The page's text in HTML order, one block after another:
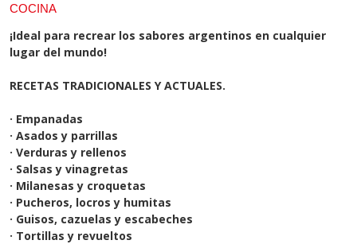
COCINA
¡Ideal para recrear los sabores argentinos en cualquier
lugar del mundo!
RECETAS TRADICIONALES Y ACTUALES.
· Empanadas
· Asados y parrillas
· Verduras y rellenos
· Salsas y vinagretas
· Milanesas y croquetas
· Pucheros, locros y humitas
· Guisos, cazuelas y escabeches
· Tortillas y revueltos